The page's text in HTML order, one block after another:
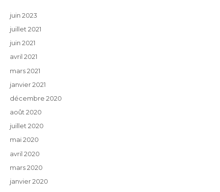
juin 2023
juillet 2021
juin 2021
avril 2021
mars 2021
janvier 2021
décembre 2020
août 2020
juillet 2020
mai 2020
avril 2020
mars 2020
janvier 2020